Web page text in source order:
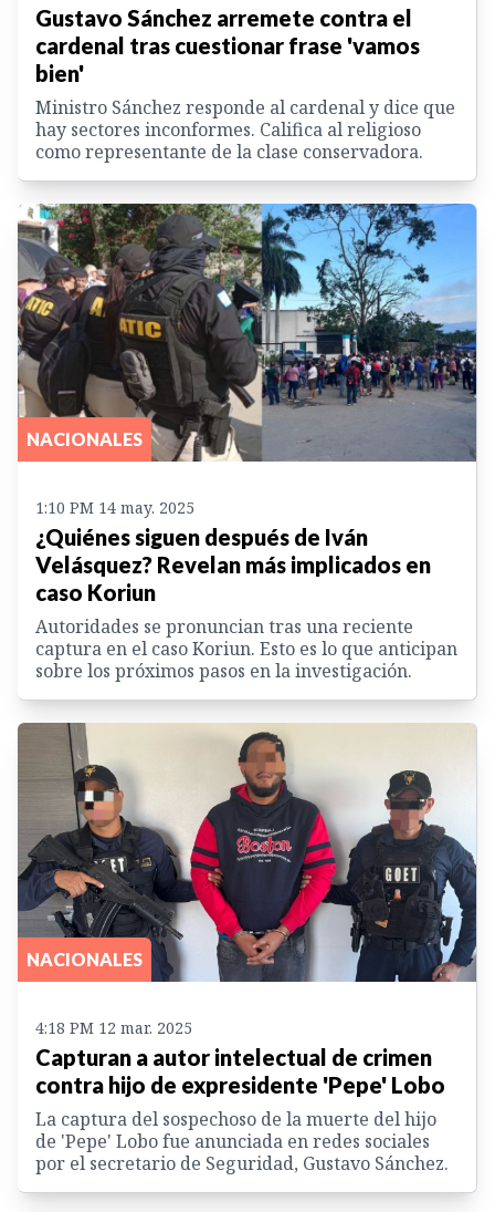
Gustavo Sánchez arremete contra el
cardenal tras cuestionar frase 'vamos
bien'
Ministro Sánchez responde al cardenal y dice que
hay sectores inconformes. Califica al religioso
como representante de la clase conservadora.
NACIONALES
1:10 PM 14 may. 2025
¿Quiénes siguen después de Iván
Velásquez? Revelan más implicados en
caso Koriun
Autoridades se pronuncian tras una reciente
captura en el caso Koriun. Esto es lo que anticipan
sobre los próximos pasos en la investigación.
NACIONALES
4:18 PM 12 mar. 2025
Capturan a autor intelectual de crimen
contra hijo de expresidente 'Pepe' Lobo
La captura del sospechoso de la muerte del hijo
de 'Pepe' Lobo fue anunciada en redes sociales
por el secretario de Seguridad, Gustavo Sánchez.